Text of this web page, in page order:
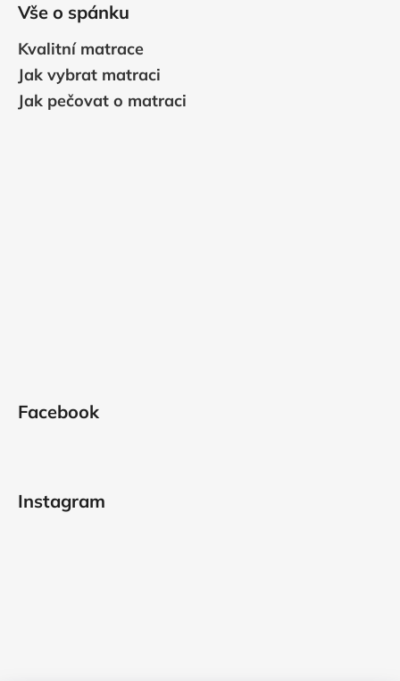
Vše o spánku
Kvalitní matrace
Jak vybrat matraci
Jak pečovat o matraci
Facebook
Instagram